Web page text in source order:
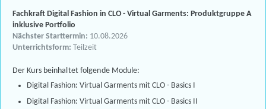
Fachkraft Digital Fashion in CLO - Virtual Garments: Produktgruppe A
inklusive Portfolio
Nächster Starttermin: 10.08.2026
Unterrichtsform: Teilzeit
Der Kurs beinhaltet folgende Module:
Digital Fashion: Virtual Garments mit CLO - Basics I
Digital Fashion: Virtual Garments mit CLO - Basics II